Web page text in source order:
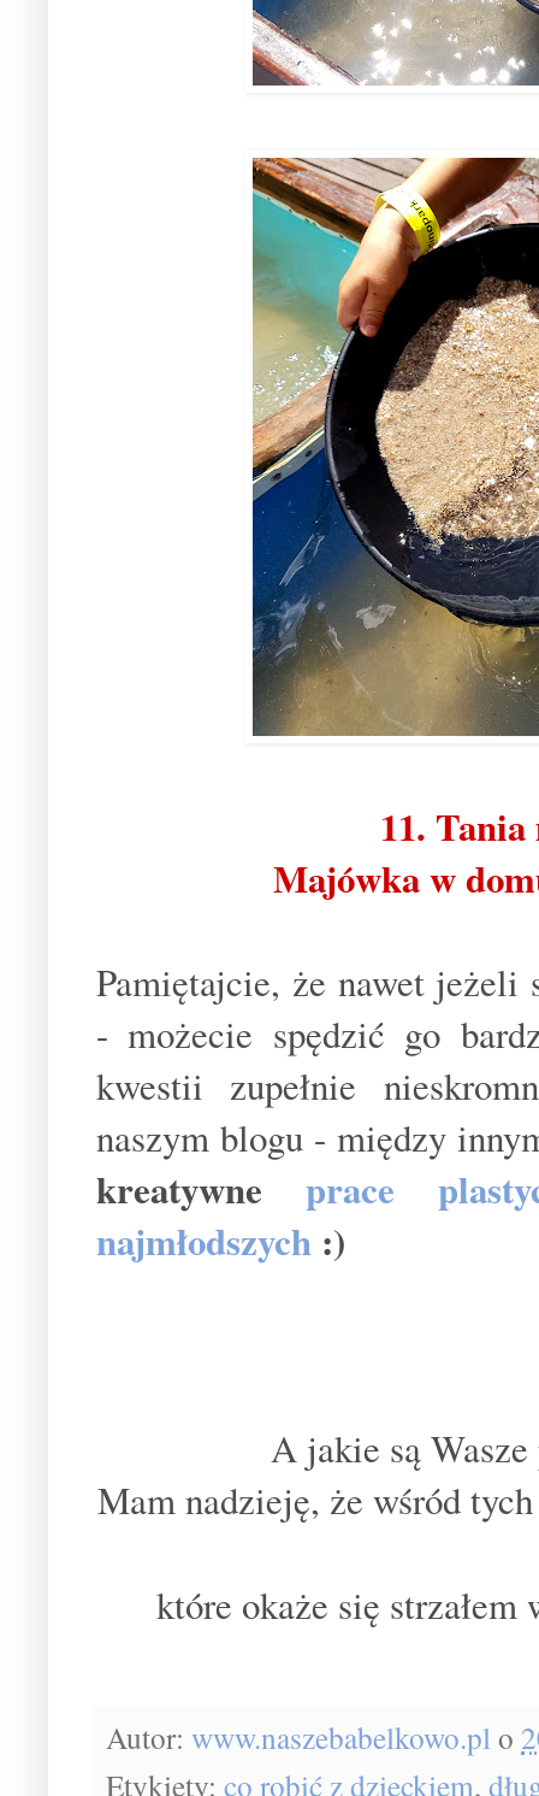
11.
Majówka w
Pamiętajcie, że nawet jeżeli
- możecie spędzić go
kwestii zupełnie
naszym blogu - między
kreatywne prace
najmłodszych :)
A jakie są
Mam nadzieję, że wśród
które okaże się
Autor: www.naszebabelkowo.pl o
Etykiety: co robić z dzieckiem,